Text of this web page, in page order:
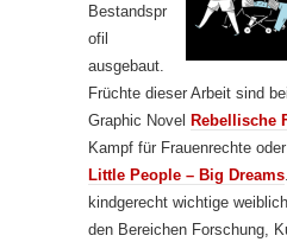
Bestandspr
ofil
ausgebaut.
Früchte dieser Arbeit sind
Graphic Novel Rebellische
Kampf für Frauenrechte
Little People – Big Dreams
kindgerecht wichtige
den Bereichen Forschung,